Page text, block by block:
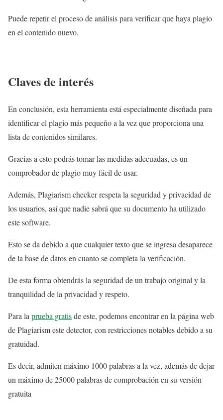
Puede repetir el proceso de análisis para verificar que haya plagio
en el contenido nuevo.
Claves de interés
En conclusión, esta herramienta está especialmente diseñada para
identificar el plagio más pequeño a la vez que proporciona una
lista de contenidos similares.
Gracias a esto podrás tomar las medidas adecuadas, es un
comprobador de plagio muy fácil de usar.
Además, Plagiarism checker respeta la seguridad y privacidad de
los usuarios, así que nadie sabrá que su documento ha utilizado
este software.
Esto se da debido a que cualquier texto que se ingresa desaparece
de la base de datos en cuanto se completa la verificación.
De esta forma obtendrás la seguridad de un trabajo original y la
tranquilidad de la privacidad y respeto.
Para la prueba gratisde este, podemos encontrar en la página web
de Plagiarism este detector, con restricciones notables debido a su
gratuidad.
Es decir, admiten máximo 1000 palabras a la vez, además de dejar
un máximo de 25000 palabras de comprobación en su versión
gratuita